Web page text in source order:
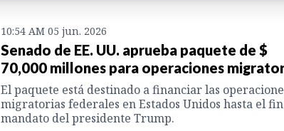
10:54 AM 05 jun. 2026
Senado de EE. UU. aprueba paquete de $
70,000 millones para operaciones
El paquete está destinado a financiar las
migratorias federales en Estados Unidos hasta el
mandato del presidente Trump.